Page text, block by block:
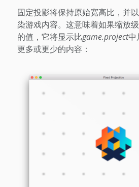
固定投影将保持原始宽高比，并
染游戏内容。这意味着如果缩放
的值，它将显示比game.project中
更多或更少的内容：